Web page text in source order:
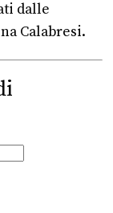
dalle
Calabresi.